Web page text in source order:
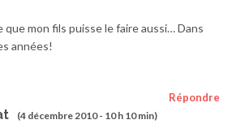
que mon fils puisse le faire aussi… Dans
années!
(4 décembre 2010 - 10 h 10 min)
Répondre